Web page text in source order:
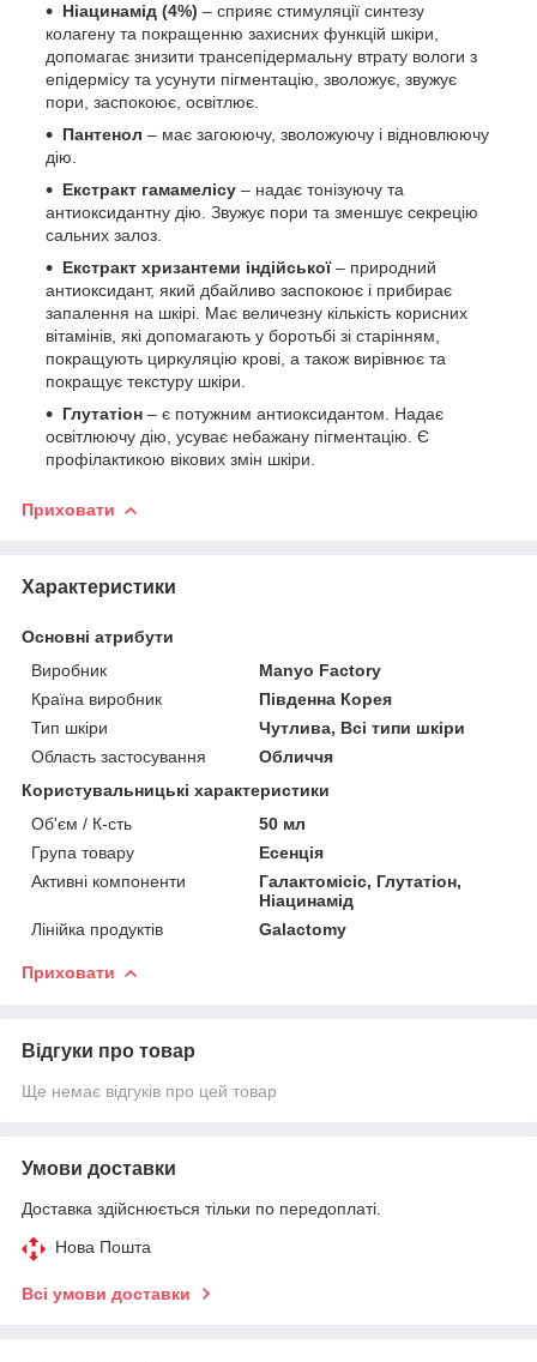
Ніацинамід (4%) – сприяє стимуляції синтезу
колагену та покращенню захисних функцій шкіри,
допомагає знизити трансепідермальну втрату вологи з
епідермісу та усунути пігментацію, зволожує, звужує
пори, заспокоює, освітлює.
Пантенол – має загоюючу, зволожуючу і відновлюючу
дію.
Екстракт гамамелісу – надає тонізуючу та
антиоксидантну дію. Звужує пори та зменшує секрецію
сальних залоз.
Екстракт хризантеми індійської– природний
антиоксидант, який дбайливо заспокоює і прибирає
запалення на шкірі. Має величезну кількість корисних
вітамінів, які допомагають у боротьбі зі старінням,
покращують циркуляцію крові, а також вирівнює та
покращує текстуру шкіри.
Глутатіон – є потужним антиоксидантом. Надає
освітлюючу дію, усуває небажану пігментацію. Є
профілактикою вікових змін шкіри.
Приховати
Характеристики
Основні атрибути
Виробник
Manyo Factory
Країна виробник
Південна Корея
Тип шкіри
Чутлива, Всі типи шкіри
Область застосування
Обличчя
Користувальницькі характеристики
Об'єм / К-сть
50 мл
Група товару
Есенція
Активні компоненти
Галактомісіс, Глутатіон,
Ніацинамід
Лінійка продуктів
Galactomy
Приховати
Відгуки про товар
Ще немає відгуків про цей товар
Умови доставки
Доставка здійснюється тільки по передоплаті.
Нова Пошта
Всі умови доставки